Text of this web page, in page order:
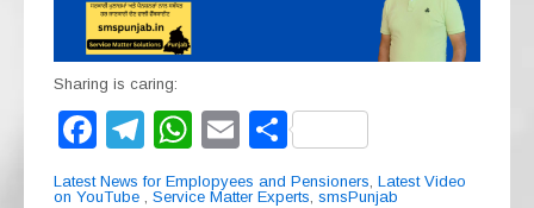
Sharing is caring:
F
a
T
el
W
h
E
m
S
h
Latest News for Emplopyees and Pensioners Latest Video
on YouTube
Service Matter Experts smsPunjab